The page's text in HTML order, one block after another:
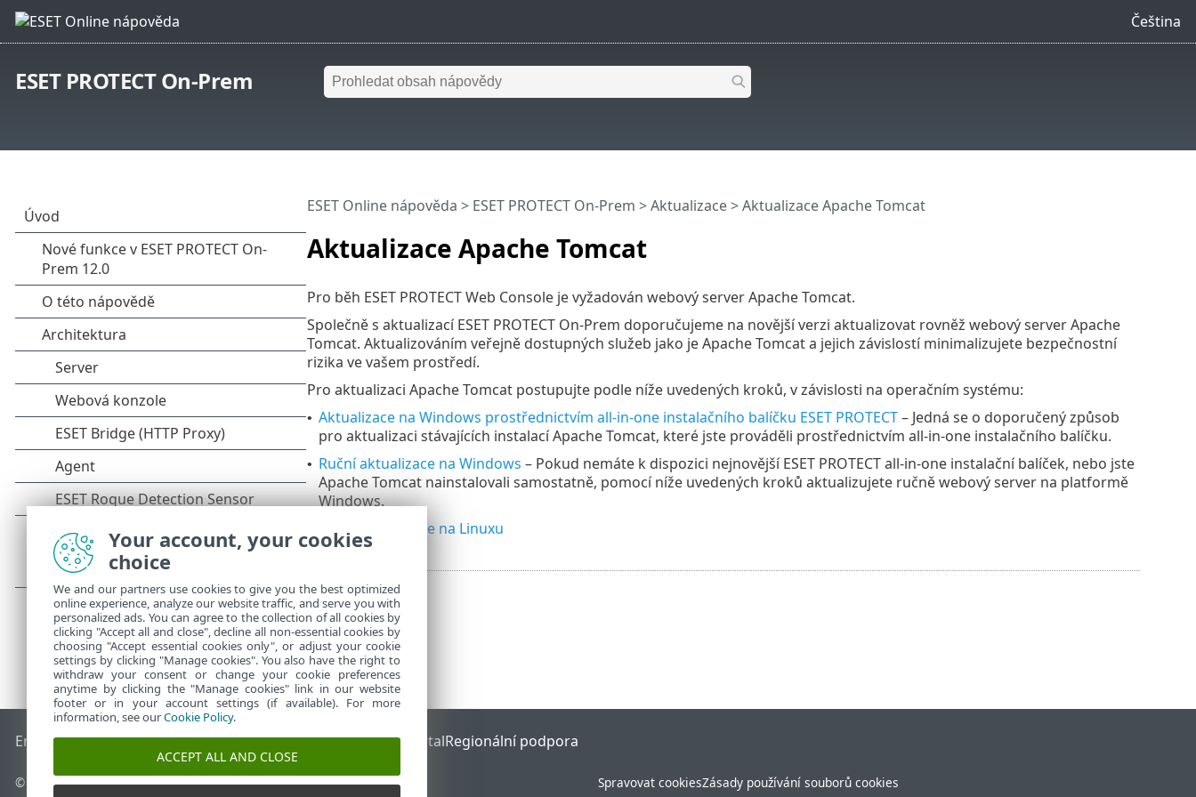
Čeština
ESET PROTECT On-Prem
Aktualizace Apache Tomcat
ESET Online nápověda > ESET PROTECT On-Prem >Aktualizace> Aktualizace Apache Tomcat
Pro běh ESET PROTECT Web Console je vyžadován webový server Apache Tomcat.
Společně s aktualizací ESET PROTECT On-Prem doporučujeme na novější verzi aktualizovat rovněž webový server Apache
Tomcat. Aktualizováním veřejně dostupných služeb jako je Apache Tomcat a jejich závislostí minimalizujete bezpečnostní
rizika ve vašem prostředí.
Pro aktualizaci Apache Tomcat postupujte podle níže uvedených kroků, v závislosti na operačním systému:
• Aktualizace na Windows prostřednictvím all-in-one instalačního balíčku ESET PROTECT– Jedná se o doporučený způsob
pro aktualizaci stávajících instalací Apache Tomcat, které jste prováděli prostřednictvím all-in-one instalačního balíčku.
• Ruční aktualizace na Windows – Pokud nemáte k dispozici nejnovější ESET PROTECT all-in-one instalační balíček, nebo jste
Apache Tomcat nainstalovali samostatně, pomocí níže uvedených kroků aktualizujete ručně webový server na platformě
Windows.
Ruční aktualizace na Linuxu
End of LifeESET Databáze znalostíESET ForumESET Status PortalRegionální podpora
© 1992 - 2026 ESET, spol. s r.o. - Všechna práva vyhrazena. Spravovat cookiesZásady používání souborů cookies
Your account, your cookies
choice
We and our partners use cookies to give you the best optimized
online experience, analyze our website traffic, and serve you with
personalized ads. You can agree to the collection of all cookies by
clicking "Accept all and close", decline all non-essential cookies by
choosing "Accept essential cookies only", or adjust your cookie
settings by clicking "Manage cookies". You also have the right to
withdraw your consent or change your cookie preferences
anytime by clicking the "Manage cookies" link in our website
footer or in your account settings (if available). For more
information, see ourCookie Policy.
ACCEPT ALL AND CLOSE